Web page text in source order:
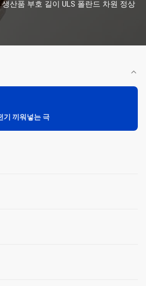
산품 부호 길이 ULS 폴란드 차원 정상
기 끼워넣는 극